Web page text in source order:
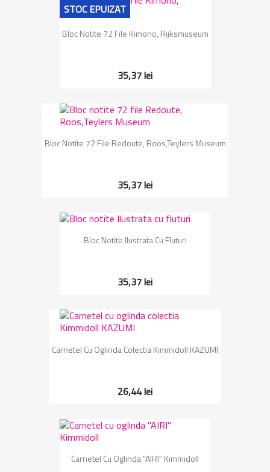
Bloc Notite 72 File Kimono, Rijksmuseum
35,37 lei
STOC EPUIZAT
Bloc Notite 72 File Redoute, Roos,Teylers Museum
35,37 lei
Bloc Notite Ilustrata Cu Fluturi
35,37 lei
Carnetel Cu Oglinda Colectia Kimmidoll KAZUMI
26,44 lei
Carnetel Cu Oglinda "AIRI" Kimmidoll